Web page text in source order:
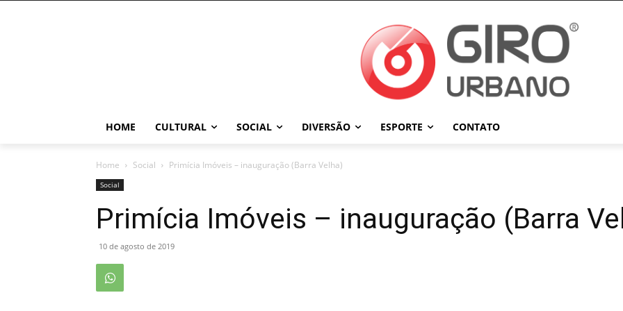
HOME CULTURAL SOCIAL DIVERSÃO ESPORTE CONTATO
Home Social Primícia Imóveis – inauguração (Barra Velha)
Social
Primícia Imóveis – inauguração (Barra
10 de agosto de 2019